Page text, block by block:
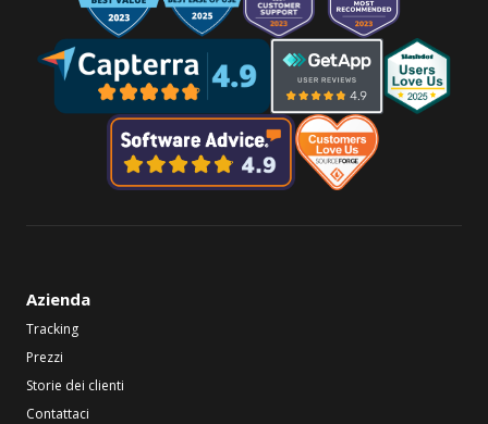
Azienda
Tracking
Prezzi
Storie dei clienti
Contattaci